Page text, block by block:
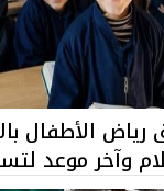
الأطفال
وآخر موعد